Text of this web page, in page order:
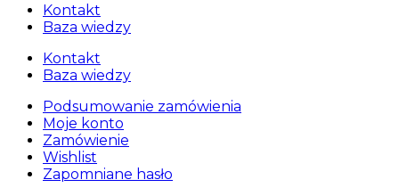
Kontakt
Baza wiedzy
Kontakt
Baza wiedzy
Podsumowanie zamówienia
Moje konto
Zamówienie
Wishlist
Zapomniane hasło